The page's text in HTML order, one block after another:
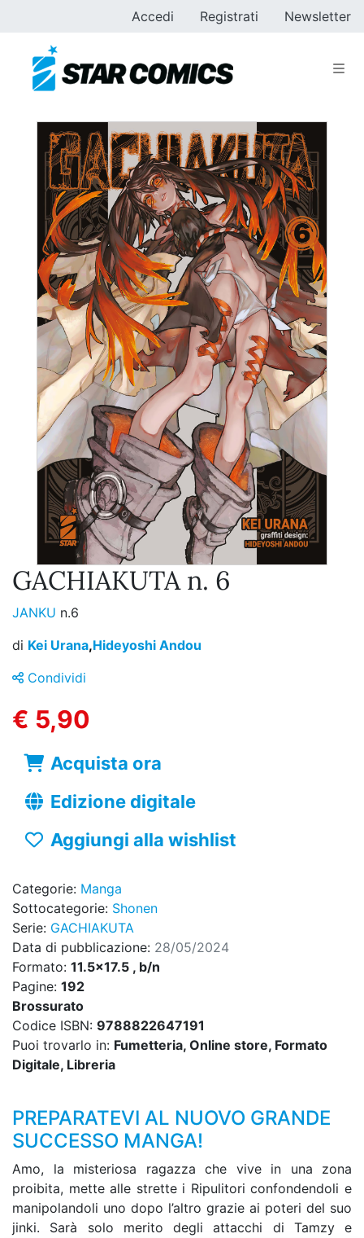
Accedi Registrati Newsletter
GACHIAKUTA n. 6
JANKU n.6
di Kei Urana,Hideyoshi Andou
Condividi
€ 5,90
Acquista ora
Edizione digitale
Aggiungi alla wishlist
Categorie: Manga
Sottocategorie: Shonen
Serie: GACHIAKUTA
Data di pubblicazione: 28/05/2024
Formato: 11.5x17.5 , b/n
Pagine: 192
Brossurato
Codice ISBN: 9788822647191
Puoi trovarlo in: Fumetteria, Online store, Formato
Digitale, Libreria
PREPARATEVI AL NUOVO GRANDE
SUCCESSO MANGA!
Amo, la misteriosa ragazza che vive in una zona
proibita, mette alle strette i Ripulitori confondendoli e
manipolandoli uno dopo l’altro grazie ai poteri del suo
jinki. Sarà solo merito degli attacchi di Tamzy e